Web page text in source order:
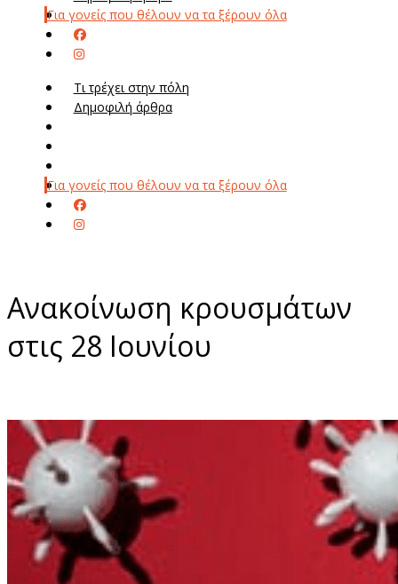
Για γονείς που θέλουν να τα ξέρουν όλα
Τι τρέχει στην πόλη
Δημοφιλή άρθρα
Για γονείς που θέλουν να τα ξέρουν όλα
Ανακοίνωση κρουσμάτων
στις 28 Ιουνίου